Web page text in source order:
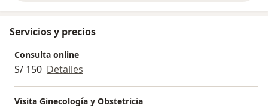
Servicios y precios
Consulta online
S/ 150 Detalles
Visita Ginecología y Obstetricia